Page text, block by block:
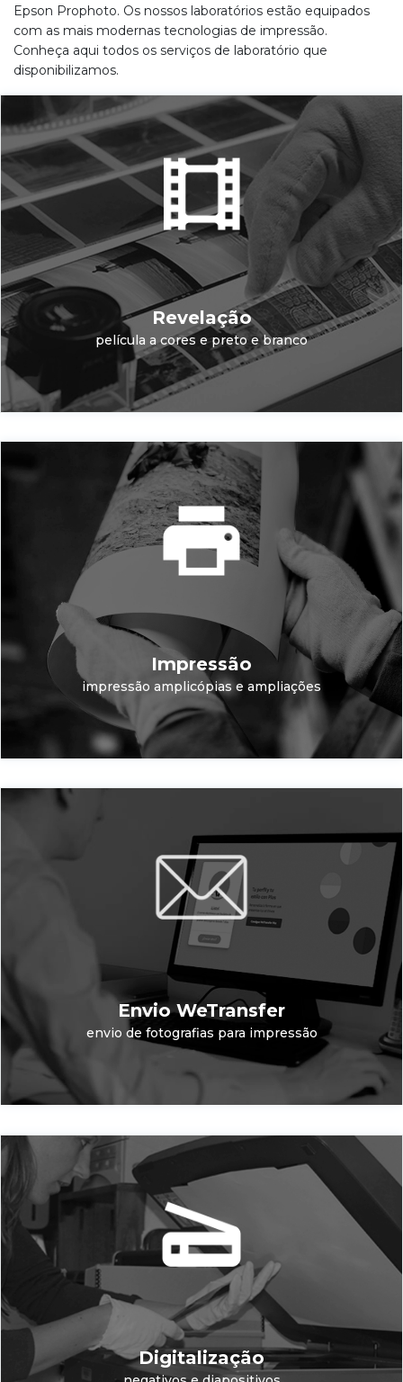
Epson Prophoto. Os nossos laboratórios estão equipados
com as mais modernas tecnologias de impressão.
Conheça aqui todos os serviços de laboratório que
disponibilizamos.
Revelação
película a cores e preto e branco
Impressão
impressão amplicópias e ampliações
Envio WeTransfer
envio de fotografias para impressão
Digitalização